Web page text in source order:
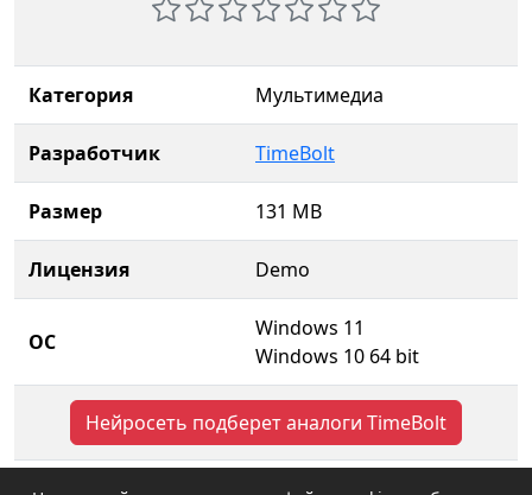
Категория Мультимедиа
Разработчик TimeBolt
Размер 131 MB
Лицензия Demo
ОС
Windows 11
Windows 10 64 bit
Нейросеть подберет аналоги TimeBolt